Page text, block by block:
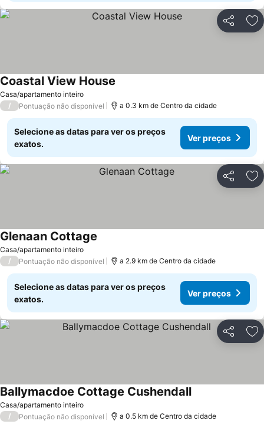
Partilhar
Casa/apartamento inteiro
Coastal View House
/ Pontuação não disponível a 0.3 km de Centro da cidade
Selecione as datas para ver os preços
exatos.
Ver preços
Partilhar
Casa/apartamento inteiro
Glenaan Cottage
/ Pontuação não disponível a 2.9 km de Centro da cidade
Selecione as datas para ver os preços
exatos.
Ver preços
Partilhar
Casa/apartamento inteiro
Ballymacdoe Cottage CushendallVer preços
/ Pontuação não disponível a 0.5 km de Centro da cidade